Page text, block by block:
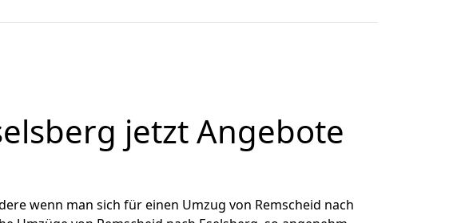
jetzt Angebote
wenn man sich für einen Umzug von Remscheid nach